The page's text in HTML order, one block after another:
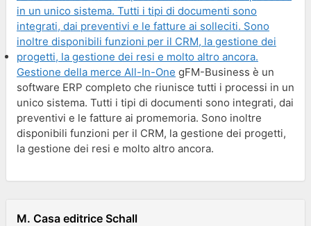
Gestione della merce All-In-One gFM-Business è un
software ERP completo che riunisce tutti i processi in un
unico sistema. Tutti i tipi di documenti sono integrati, dai
preventivi e le fatture ai promemoria. Sono inoltre
disponibili funzioni per il CRM, la gestione dei progetti,
la gestione dei resi e molto altro ancora.
M. Casa editrice Schall